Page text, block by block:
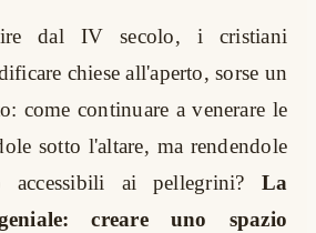
dal IV secolo, i cristiani
chiese all'aperto, sorse un
come continuare a venerare le
sotto l'altare, ma rendendole
accessibili ai pellegrini? La
creare uno spazio